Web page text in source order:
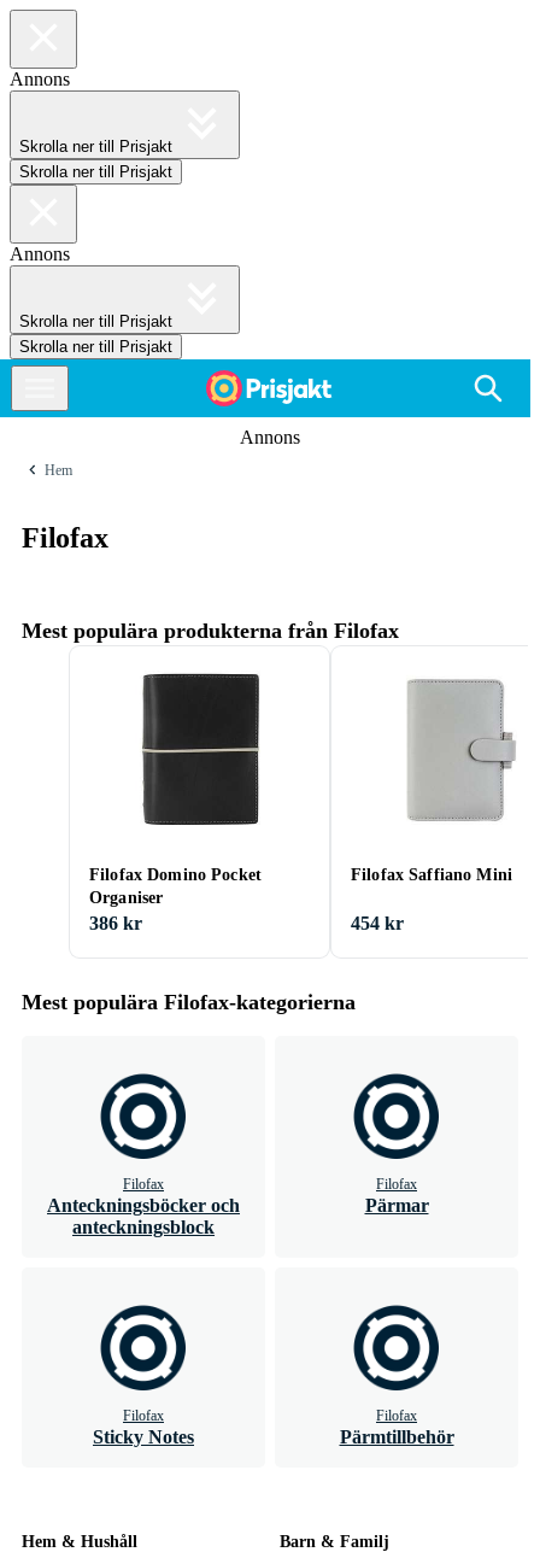
Annons
Skrolla ner till Prisjakt
Skrolla ner till Prisjakt
Annons
Skrolla ner till Prisjakt
Skrolla ner till Prisjakt
Annons
Hem
Filofax
Mest populära produkterna från Filofax
Filofax Domino Pocket
Organiser
386 kr
Filofax Saffiano Mini
454 kr
Mest populära Filofax-kategorierna
Filofax
Anteckningsböcker och
anteckningsblock
Filofax
Pärmar
Filofax
Sticky Notes
Filofax
Pärmtillbehör
Hem & Hushåll Barn & Familj